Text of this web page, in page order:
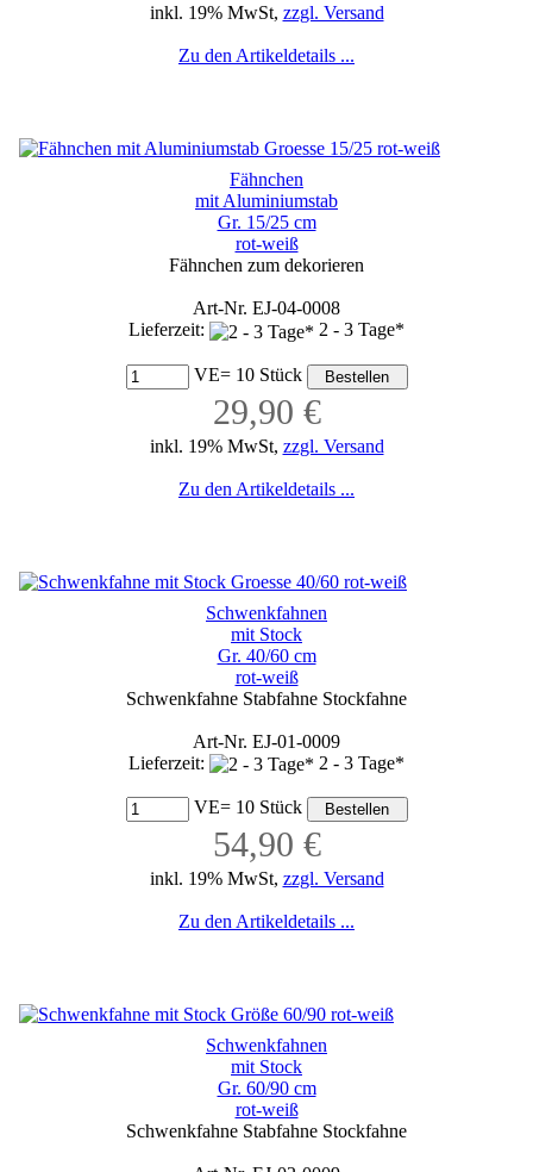
inkl. 19% MwSt, zzgl. Versand
Zu den Artikeldetails ...
Fähnchen
mit Aluminiumstab
Gr. 15/25 cm
rot-weiß
Fähnchen zum dekorieren
Art-Nr. EJ-04-0008
Lieferzeit:
2 - 3 Tage*
VE= 10 Stück
29,90 €
inkl. 19% MwSt, zzgl. Versand
Zu den Artikeldetails ...
Schwenkfahnen
mit Stock
Gr. 40/60 cm
rot-weiß
Schwenkfahne Stabfahne Stockfahne
Art-Nr. EJ-01-0009
Lieferzeit:
2 - 3 Tage*
VE= 10 Stück
54,90 €
inkl. 19% MwSt, zzgl. Versand
Zu den Artikeldetails ...
Schwenkfahnen
mit Stock
Gr. 60/90 cm
rot-weiß
Schwenkfahne Stabfahne Stockfahne